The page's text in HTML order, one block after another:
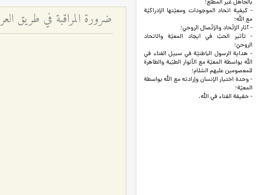
بالجاهل غير المطلّع؛
- كيفية اتحاد الموجودات ومعيّتها الإدراكيّة
مع الله؛
- آثار الإتّحاد والإتّصال الروحي؛
- تأثير الحبّ في ايجاد المعيّة والاتحاد
الروحيّ؛
- هداية الرسول الباطنيّة في سبيل الفناء في
الله بواسطة المعيّة مع الأنوار الطيّبة والطاهرة
للمعصومين عليهم السّلام؛
- وحدة اختيار الإنسان وإرادته مع الله بواسطة
المعيّة؛
- حقيقة الفناء في الله.